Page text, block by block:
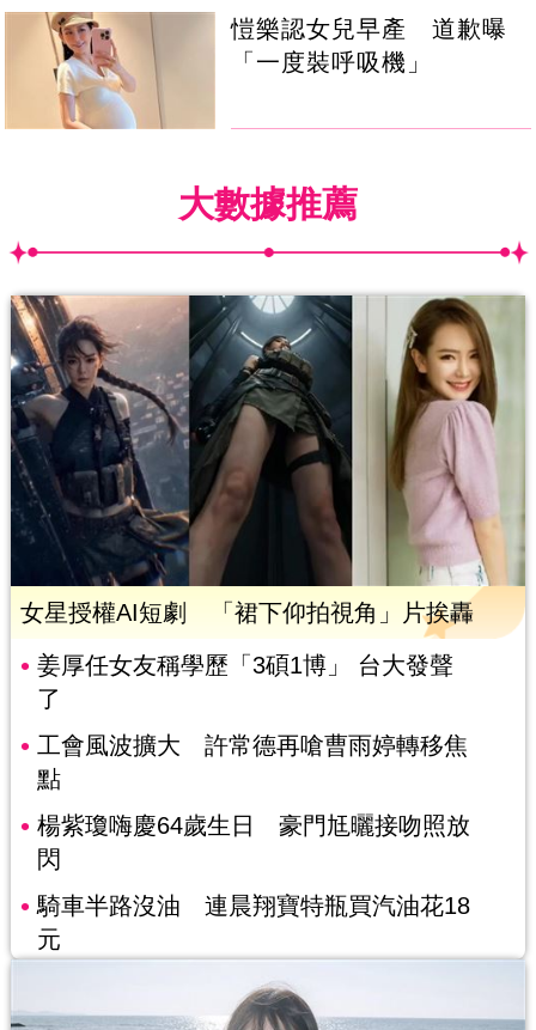
愷樂認女兒早產 道歉曝
「一度裝呼吸機」
大數據推薦
女星授權AI短劇 「裙下仰拍視角」片挨轟
姜厚任女友稱學歷「3碩1博」 台大發聲
了
工會風波擴大 許常德再嗆曹雨婷轉移焦
點
楊紫瓊嗨慶64歲生日 豪門尪曬接吻照放
閃
騎車半路沒油 連晨翔寶特瓶買汽油花18
元